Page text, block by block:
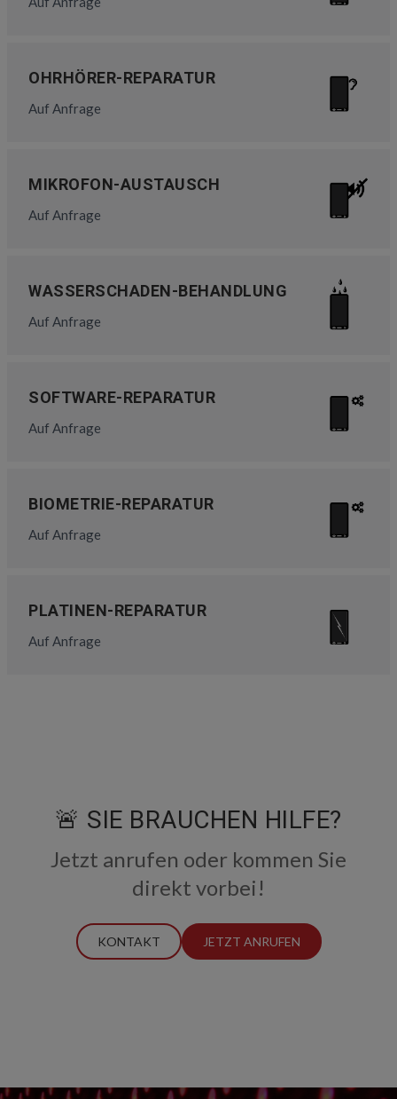
OHRHÖRER-REPARATUR
Auf Anfrage
MIKROFON-AUSTAUSCH
Auf Anfrage
WASSERSCHADEN-BEHANDLUNG
Auf Anfrage
SOFTWARE-REPARATUR
Auf Anfrage
BIOMETRIE-REPARATUR
Auf Anfrage
PLATINEN-REPARATUR
Auf Anfrage
🚨 SIE BRAUCHEN HILFE?
Jetzt anrufen oder kommen Sie
direkt vorbei!
KONTAKT JETZT ANRUFEN